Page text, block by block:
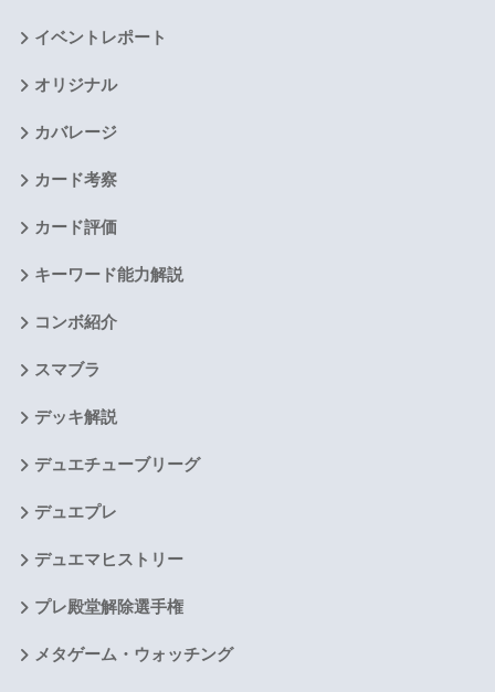
イベントレポート
オリジナル
カバレージ
カード考察
カード評価
キーワード能力解説
コンボ紹介
スマブラ
デッキ解説
デュエチューブリーグ
デュエプレ
デュエマヒストリー
プレ殿堂解除選手権
メタゲーム・ウォッチング